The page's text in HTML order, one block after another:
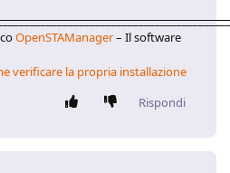
OpenSTAManager– Il software
verificare la propria installazione
Rispondi